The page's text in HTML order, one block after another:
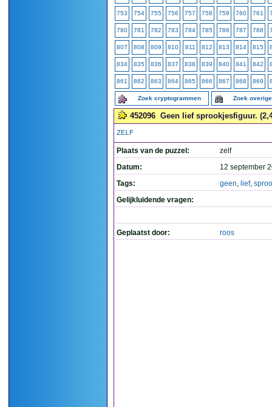
753 754 755 756 757 758 759 760 761
780 781 782 783 784 785 786 787 788
807 808 809 810 811 812 813 814 815
834 835 836 837 838 839 840 841 842
861 862 863 864 865 866 867 868 869
Zoek cryptogrammen Zoek
452096 Geen lief sprookjesfiguur.
ZELF
Plaats van de puzzel:
zelf
Datum:
12 september
Tags:
geen, lief,
Gelijkluidende vragen:
Geplaatst door: roos